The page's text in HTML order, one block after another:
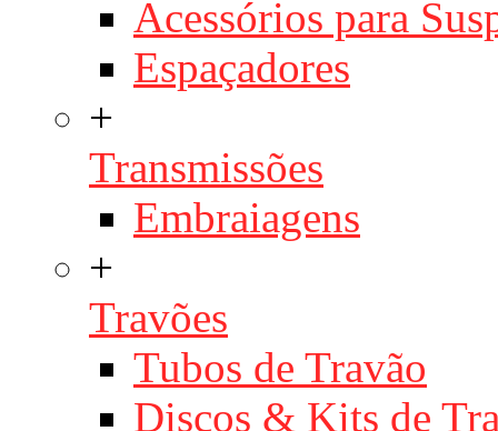
Acessórios para
Espaçadores
+
Transmissões
Embraiagens
+
Travões
Tubos de Travão
Discos & Kits de